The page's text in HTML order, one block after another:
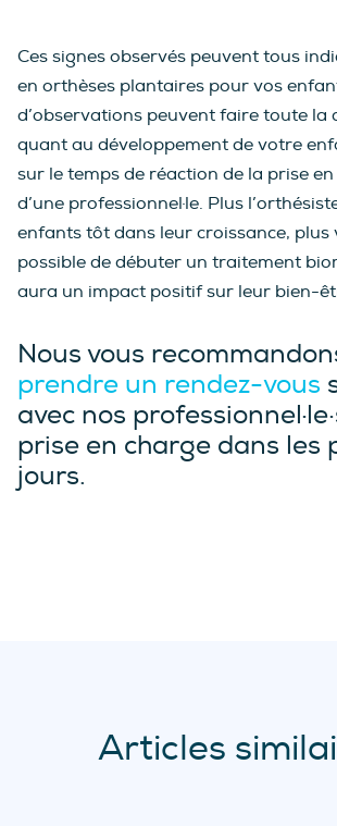
Ces signes observés peuvent tous
en orthèses plantaires pour vos
d’observations peuvent faire toute la
quant au développement de votre
sur le temps de réaction de la prise en
d’une professionnel·le. Plus
enfants tôt dans leur croissance, plus
possible de débuter un traitement
aura un impact positif sur leur bien-
Nous vous
prendre un rendez-vous
avec nos
prise en charge dans les
jours.
Articles